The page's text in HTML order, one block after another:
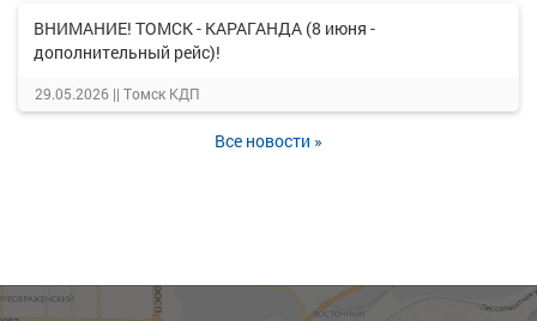
ВНИМАНИЕ! ТОМСК - КАРАГАНДА (8 июня -
дополнительный рейс)!
29.05.2026 || Томск КДП
Все новости »